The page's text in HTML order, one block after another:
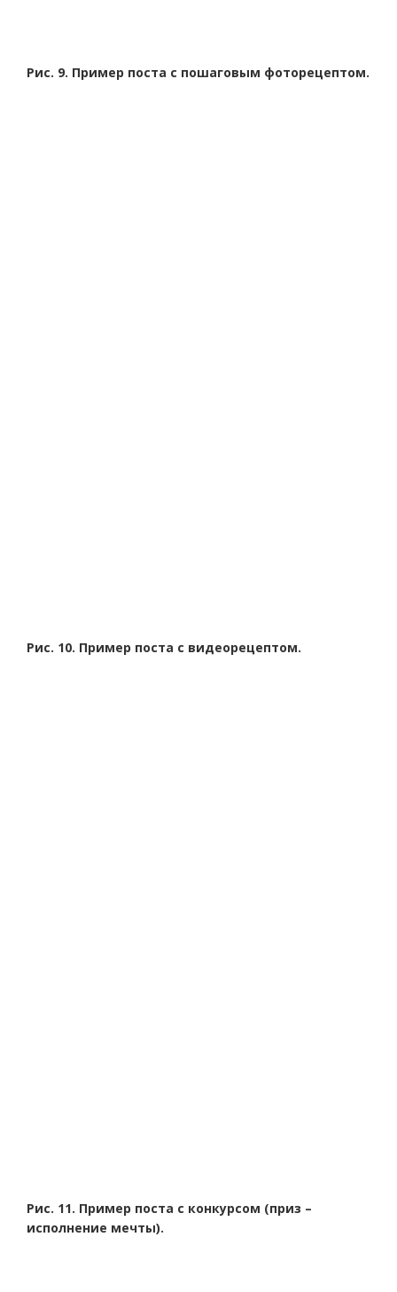
Рис. 9. Пример поста с пошаговым фоторецептом.
Рис. 10. Пример поста с видеорецептом.
Рис. 11. Пример поста с конкурсом (приз –
исполнение мечты).